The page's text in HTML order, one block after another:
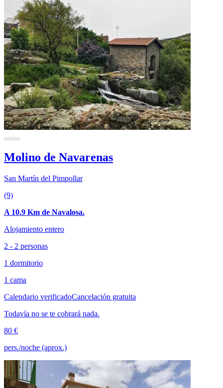
Molino de Navarenas
San Martín del Pimpollar
(9)
A 10.9 Km de Navalosa.
Alojamiento entero
2 - 2 personas
1 dormitorio
1 cama
Calendario verificadoCancelación gratuita
Todavía no se te cobrará nada.
80 €
pers./noche (aprox.)